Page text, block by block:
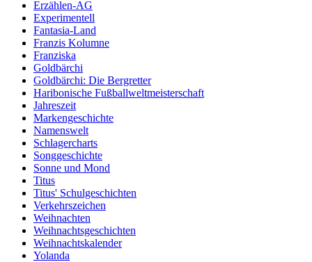
Erzählen-AG
Experimentell
Fantasia-Land
Franzis Kolumne
Franziska
Goldbärchi
Goldbärchi: Die Bergretter
Haribonische Fußballweltmeisterschaft
Jahreszeit
Markengeschichte
Namenswelt
Schlagercharts
Songgeschichte
Sonne und Mond
Titus
Titus' Schulgeschichten
Verkehrszeichen
Weihnachten
Weihnachtsgeschichten
Weihnachtskalender
Yolanda